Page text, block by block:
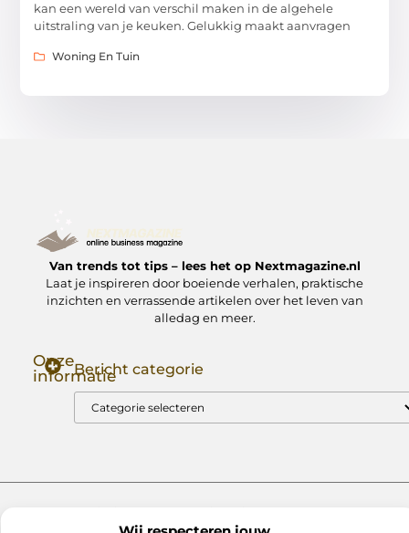
kan een wereld van verschil maken in de algehele
uitstraling van je keuken. Gelukkig maakt aanvragen
Woning En Tuin
Van trends tot tips – lees het op Nextmagazine.nl
Laat je inspireren door boeiende verhalen, praktische
inzichten en verrassende artikelen over het leven van
alledag en meer.
Onze
informatieBericht categorie